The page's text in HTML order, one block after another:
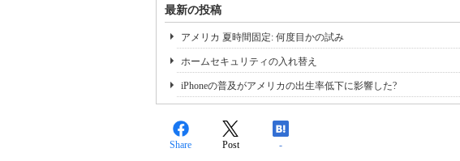
最新の投稿
アメリカ 夏時間固定: 何度目かの試み
ホームセキュリティの入れ替え
iPhoneの普及がアメリカの出生率低下に影響した?
Share Post -